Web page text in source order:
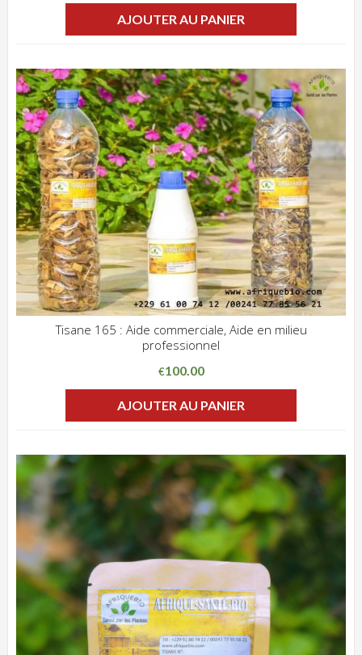
AJOUTER AU PANIER
Tisane 165 : Aide commerciale, Aide en milieu
professionnel
€100.00
AJOUTER AU PANIER